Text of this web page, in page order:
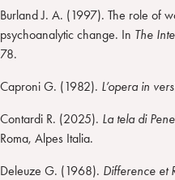
Burland J. A. (1997). The role of
psychoanalytic change. In The
78.
Caproni G. (1982). L’opera in
Contardi R. (2025). La tela di
Roma, Alpes Italia.
Deleuze G. (1968). Difference et